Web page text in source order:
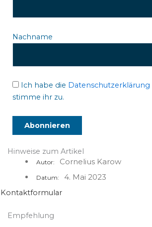
Nachname
Ich habe die Datenschutzerklärung
stimme ihr zu.
Hinweise zum Artikel
Autor: Cornelius Karow
Datum: 4. Mai 2023
Kontaktformular
Empfehlung